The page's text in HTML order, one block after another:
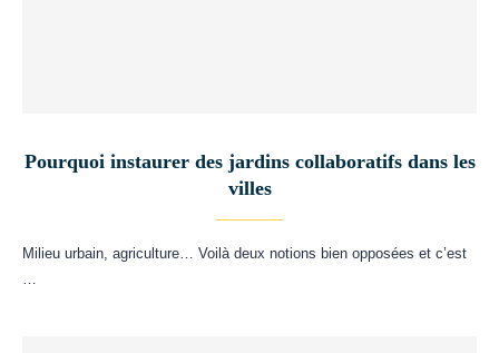
Pourquoi instaurer des jardins collaboratifs dans les
villes
Milieu urbain, agriculture… Voilà deux notions bien opposées et c’est
…